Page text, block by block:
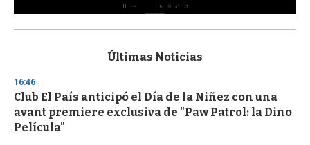
s
d
s
o
f
3
Últimas Noticias
16:46
Club El País anticipó el Día de la Niñez con una
avant premiere exclusiva de "Paw Patrol: la Dino
Película"